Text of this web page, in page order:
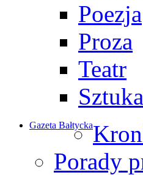
Poezja
Proza
Teatr
Sztuka
Gazeta Bałtycka
Porady